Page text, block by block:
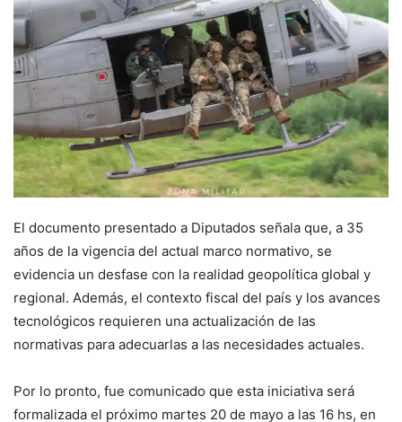
El documento presentado a Diputados señala que, a 35
años de la vigencia del actual marco normativo, se
evidencia un desfase con la realidad geopolítica global y
regional. Además, el contexto fiscal del país y los avances
tecnológicos requieren una actualización de las
normativas para adecuarlas a las necesidades actuales.
Por lo pronto, fue comunicado que esta iniciativa será
formalizada el próximo martes 20 de mayo a las 16 hs, en